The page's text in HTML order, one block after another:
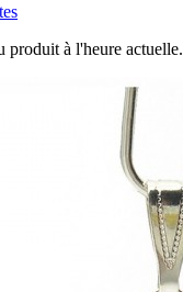
produit à l'heure actuelle.